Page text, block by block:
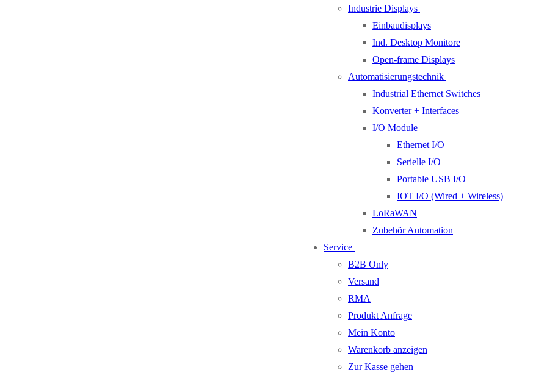
Industrie Displays
Einbaudisplays
Ind. Desktop Monitore
Open-frame Displays
Automatisierungstechnik
Industrial Ethernet Switches
Konverter + Interfaces
I/O Module
Ethernet I/O
Serielle I/O
Portable USB I/O
IOT I/O (Wired + Wireless)
LoRaWAN
Zubehör Automation
Service
B2B Only
Versand
RMA
Produkt Anfrage
Mein Konto
Warenkorb anzeigen
Zur Kasse gehen